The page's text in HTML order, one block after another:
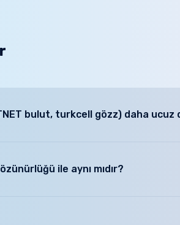
bulut, turkcell gözz) daha ucuz
paketlerin hem size ait olması, kira ücreti
ile aynı mıdır?